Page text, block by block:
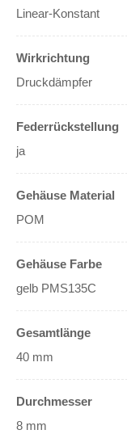
Linear-Konstant
Wirkrichtung
Druckdämpfer
Federrückstellung
ja
Gehäuse Material
POM
Gehäuse Farbe
gelb PMS135C
Gesamtlänge
40 mm
Durchmesser
8 mm